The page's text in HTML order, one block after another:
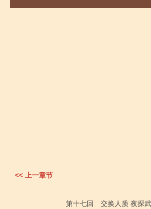
<< 上一章节